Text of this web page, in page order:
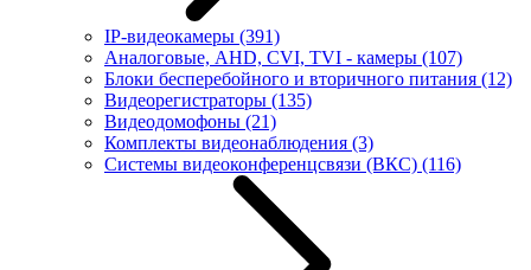
IP-видеокамеры (391)
Аналоговые, AHD, CVI, TVI - камеры (107)
Блоки бесперебойного и вторичного питания (12)
Видеорегистраторы (135)
Видеодомофоны (21)
Комплекты видеонаблюдения (3)
Системы видеоконференцсвязи (ВКС) (116)